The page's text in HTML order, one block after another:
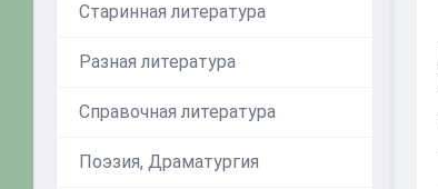
Старинная литература
Разная литература
Справочная литература
Поэзия, Драматургия